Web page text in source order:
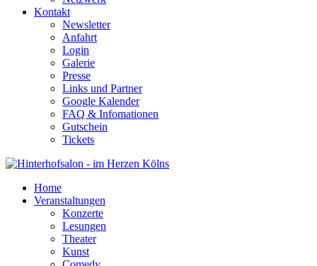
Kontakt
Newsletter
Anfahrt
Login
Galerie
Presse
Links und Partner
Google Kalender
FAQ & Infomationen
Gutschein
Tickets
Home
Veranstaltungen
Konzerte
Lesungen
Theater
Kunst